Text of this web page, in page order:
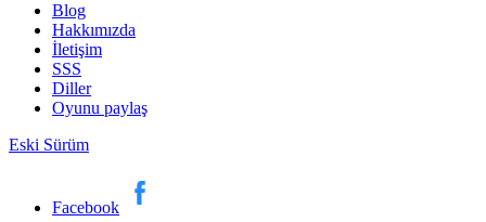
Blog
Hakkımızda
İletişim
SSS
Diller
Oyunu paylaş
Eski Sürüm
Facebook